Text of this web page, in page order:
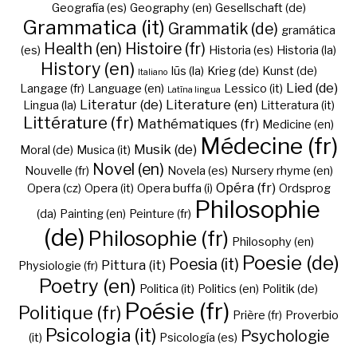
Geografía (es) Geography (en) Gesellschaft (de)
Grammatica (it) Grammatik (de) gramática
(es) Health (en) Histoire (fr) Historia (es) Historia (la)
History (en) Italiano Iūs (la) Krieg (de) Kunst (de)
Langage (fr) Language (en) Latīna lingua Lessico (it) Lied (de)
Lingua (la) Literatur (de) Literature (en) Litteratura (it)
Littérature (fr) Mathématiques (fr) Medicine (en)
Moral (de) Musica (it) Musik (de) Médecine (fr)
Nouvelle (fr) Novel (en) Novela (es) Nursery rhyme (en)
Opera (cz) Opera (it) Opera buffa (i) Opéra (fr) Ordsprog
(da) Painting (en) Peinture (fr) Philosophie
(de) Philosophie (fr) Philosophy (en)
Physiologie (fr) Pittura (it) Poesia (it) Poesie (de)
Poetry (en) Politica (it) Politics (en) Politik (de)
Politique (fr) Poésie (fr) Prière (fr) Proverbio
(it) Psicologia (it) Psicología (es) Psychologie